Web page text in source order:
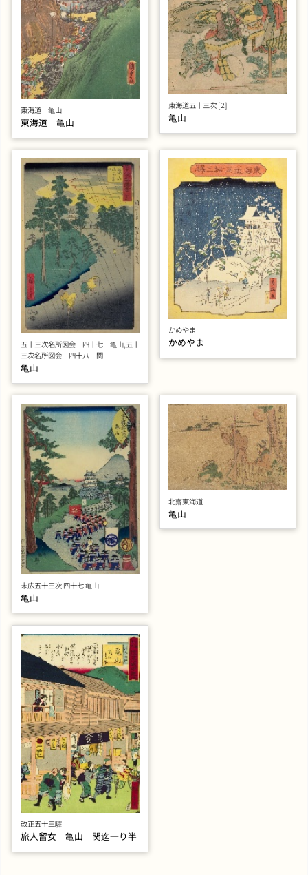
東海道 亀山
東海道 亀山
東海道五十三次 [2]
亀山
五十三次名所図会 四十七 亀山,五十
三次名所図会 四十八 関
亀山
かめやま
かめやま
末広五十三次 四十七 亀山
亀山
北齋東海道
亀山
改正五十三驛
旅人留女 亀山 関迄一り半